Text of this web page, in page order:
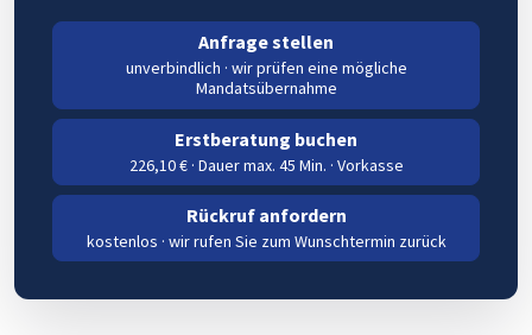
Anfrage stellen
unverbindlich · wir prüfen eine mögliche
Mandatsübernahme
Erstberatung buchen
226,10 € · Dauer max. 45 Min. · Vorkasse
Rückruf anfordern
kostenlos · wir rufen Sie zum Wunschtermin zurück